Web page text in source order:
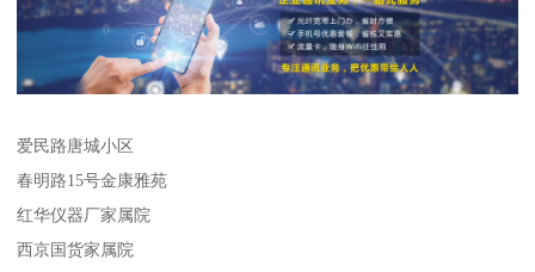
爱民路唐城小区
春明路15号金康雅苑
红华仪器厂家属院
西京国货家属院